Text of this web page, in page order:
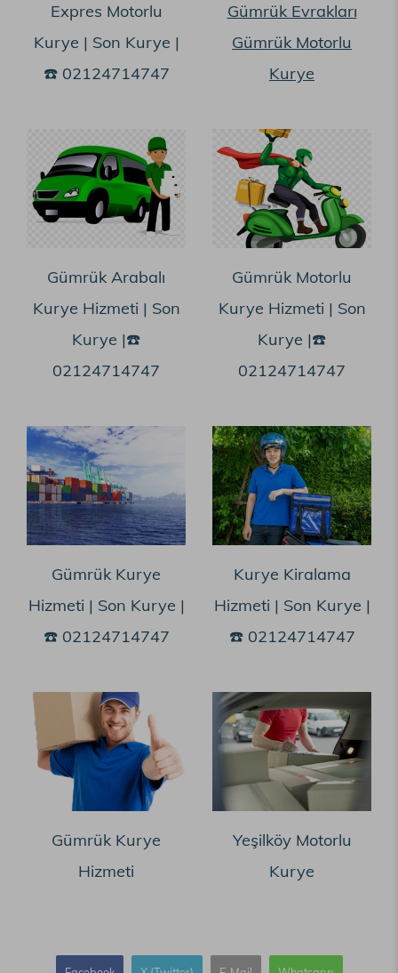
Expres Motorlu
Kurye | Son Kurye |
☎️ 02124714747
Gümrük Evrakları
Gümrük Motorlu
Kurye
Gümrük Arabalı
Kurye Hizmeti | Son
Kurye |☎️
02124714747
Gümrük Motorlu
Kurye Hizmeti | Son
Kurye |☎️
02124714747
Gümrük Kurye
Hizmeti | Son Kurye |
☎️ 02124714747
Kurye Kiralama
Hizmeti | Son Kurye |
☎️ 02124714747
Gümrük Kurye
Hizmeti
Yeşilköy Motorlu
Kurye